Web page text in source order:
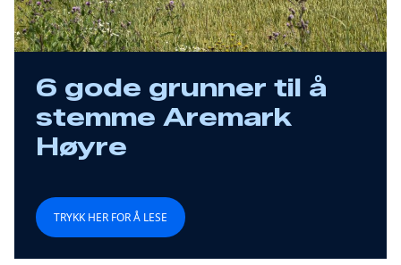
6 gode grunner til å
stemme Aremark
Høyre
TRYKK HER FOR Å LESE